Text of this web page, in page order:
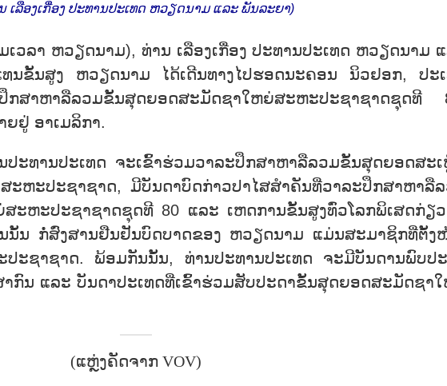
ເລືອງເກື່ອງ ປະທານປະເທດ ຫວຽດນາມ ແລະ ພັນລະຍາ)
ເວລາ ຫວຽດນາມ), ທ່ານ ເລືອງເກື່ອງ ປະທານປະເທດ ຫວຽດນາມ
ນຂັ້ນສູງ ຫວຽດນາມ ໄດ້ເດີນທາງໄປຮອດນະຄອນ ນິວຢອກ, ປະ
ກສາຫາລືລວມຂັ້ນສຸດຍອດສະມັດຊາໃຫຍ່ສະຫະປະຊາຊາດຊຸດທີ
ຢູ່ ອາເມລິກາ.
ປະເທດ ຈະເຂົ້າຮ່ວມວາລະປຶກສາຫາລືລວມຂັ້ນສຸດຍອດສະ
ະຫະປະຊາຊາດ, ມີບັນດາບົດກ່າວປາໄສສຳຄັນທີ່ວາລະປຶກສາຫາລື
ະຫະປະຊາຊາດຊຸດທີ 80 ແລະ ເຫດການຂັ້ນສູງທົ່ວໂລກພິເສດກ່ຽ
ນັ້ນ ກໍ່ສົ່ງສານຢືນຢັນບົດບາດຂອງ ຫວຽດນາມ ແມ່ນສະມາຊິກທີ່ຕັ້ງ
ະຊາຊາດ. ພ້ອມກັນນັ້ນ, ທ່ານປະທານປະເທດ ຈະມີບັນດານພົບປ
າກົນ ແລະ ບັນດາປະເທດທີ່ເຂົ້າຮ່ວມສັບປະດາຂັ້ນສຸດຍອດສະມັດຊາ
(ແຫຼ່ງຄັດຈາກ VOV)